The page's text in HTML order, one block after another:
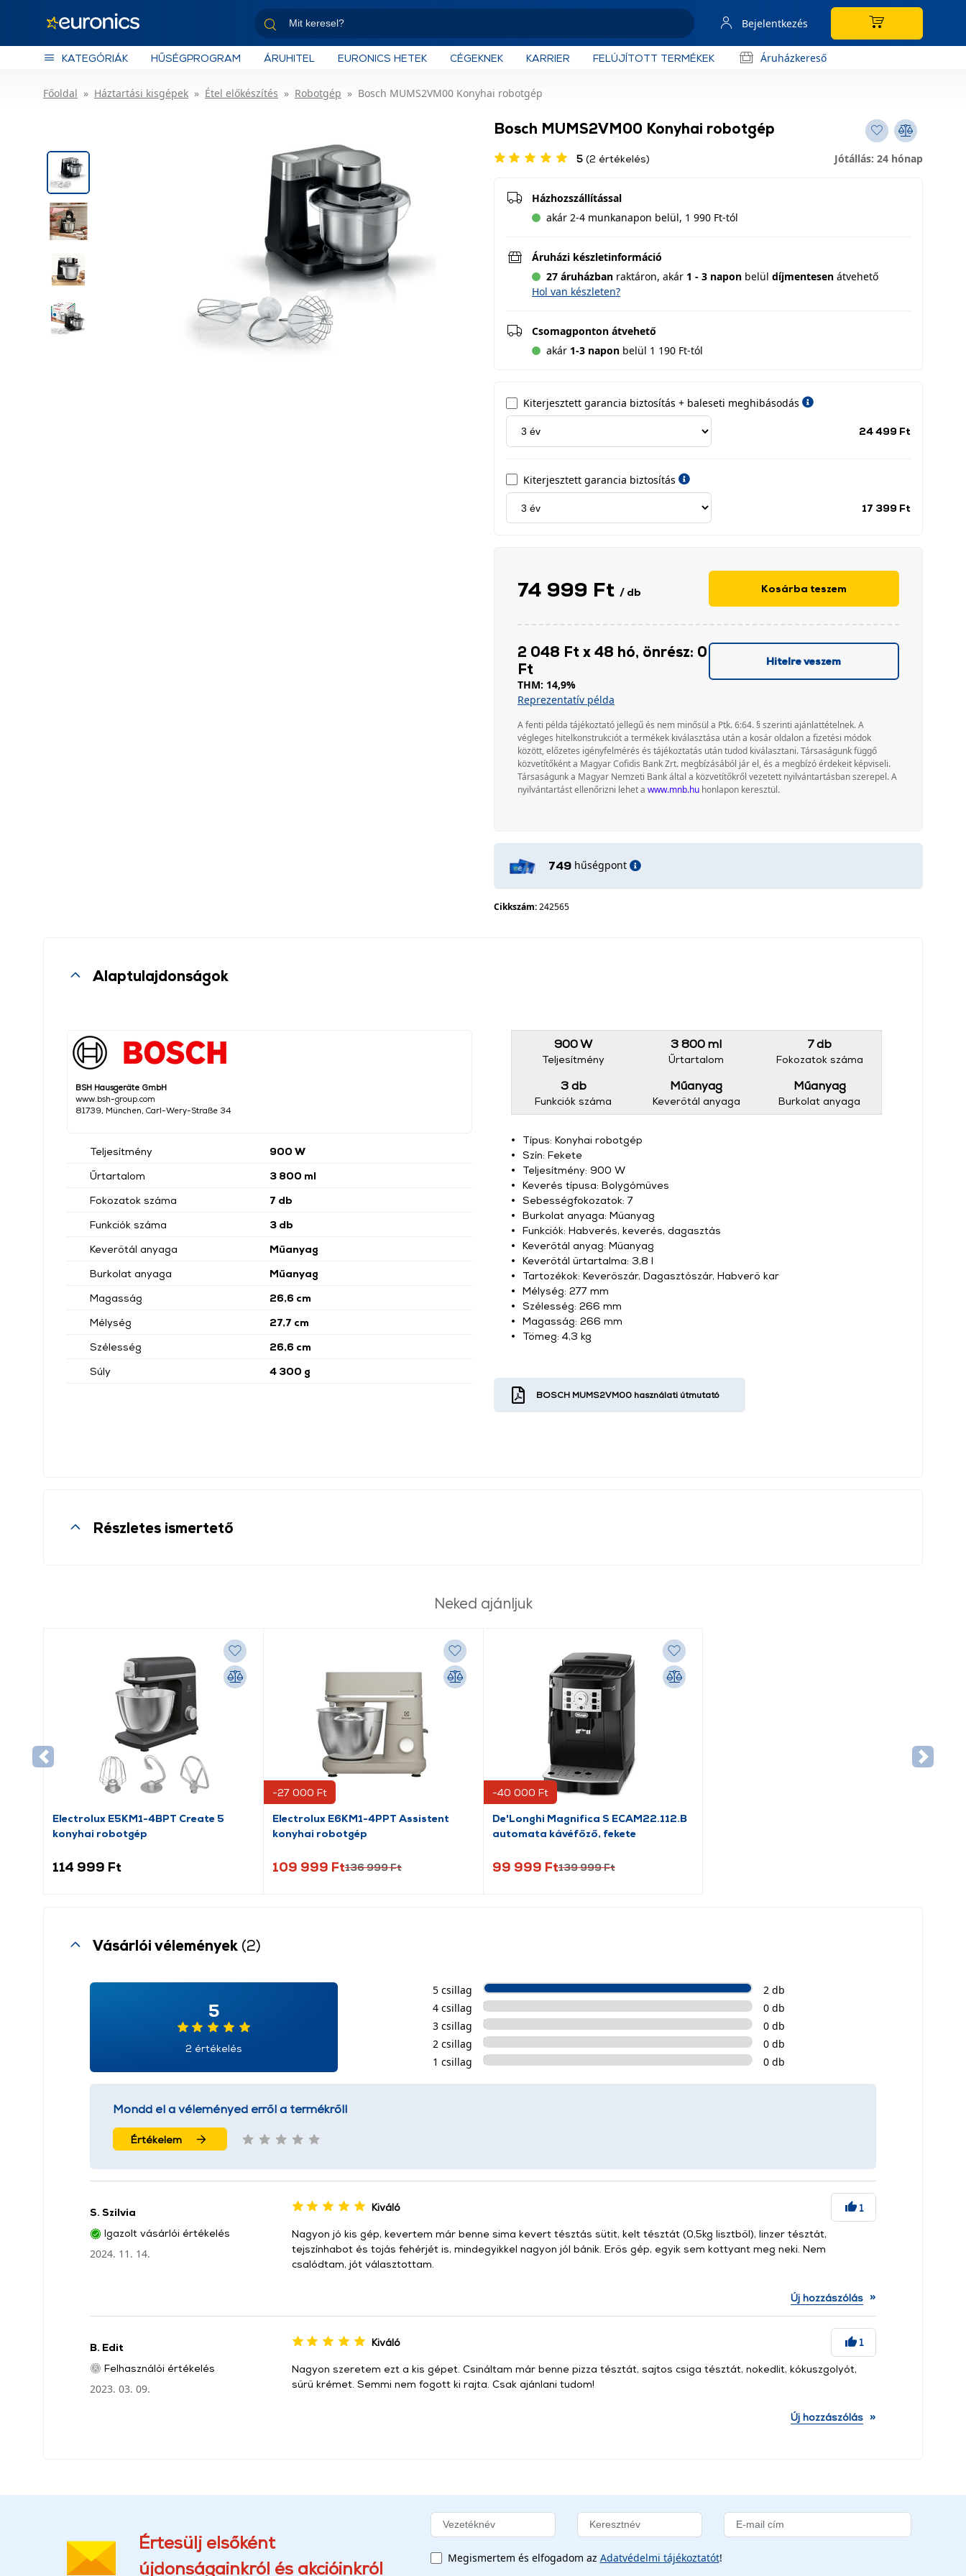
Bejelentkezés
KATEGÓRIÁK HŰSÉGPROGRAM ÁRUHITEL EURONICS HETEK CÉGEKNEK KARRIER FELÚJÍTOTT TERMÉKEK Áruházkereső
Főoldal Háztartási kisgépek Étel előkészítés Robotgép Bosch MUMS2VM00 Konyhai robotgép
Bosch MUMS2VM00 Konyhai robotgép
5 (2 értékelés) Jótállás: 24 hónap
Házhozszállítással
akár 2-4 munkanapon belül, 1 990 Ft-tól
Áruházi készletinformáció
27 áruházban raktáron, akár 1 - 3 napon belül díjmentesen átvehető
Hol van készleten?
Csomagponton átvehető
akár 1-3 napon belül 1 190 Ft-tól
Kiterjesztett garancia biztosítás + baleseti meghibásodás
időszak
24 499 Ft
Kiterjesztett garancia biztosítás
időszak
17 399 Ft
74 999 Ft / db Kosárba teszem
2 048 Ft x 48 hó, önrész: 0
Ft
THM: 14,9%
Reprezentatív példa
Hitelre veszem
A fenti példa tájékoztató jellegű és nem minősül a Ptk. 6:64. § szerinti ajánlattételnek. A
végleges hitelkonstrukciót a termékek kiválasztása után a kosár oldalon a fizetési módok
között, előzetes igényfelmérés és tájékoztatás után tudod kiválasztani. Társaságunk függő
közvetítőként a Magyar Cofidis Bank Zrt. megbízásából jár el, és a megbízó érdekeit képviseli.
Társaságunk a Magyar Nemzeti Bank által a közvetítőkről vezetett nyilvántartásban szerepel. A
nyilvántartást ellenőrizni lehet a www.mnb.hu honlapon keresztül.
749 hűségpont
Cikkszám:242565
Alaptulajdonságok
BSH Hausgeräte GmbH
www.bsh-group.com
81739, München, Carl-Wery-Straße 34
Teljesítmény
900 W
Űrtartalom
3 800 ml
Fokozatok száma
7 db
Funkciók száma
3 db
Keverőtál anyaga
Műanyag
Burkolat anyaga
Műanyag
Magasság
26,6 cm
Mélység
27,7 cm
Szélesség
26,6 cm
Súly
4 300 g
900 W
Teljesítmény
3 800 ml
Űrtartalom
7 db
Fokozatok száma
3 db
Funkciók száma
Műanyag
Keverőtál anyaga
Műanyag
Burkolat anyaga
Típus: Konyhai robotgép
Szín: Fekete
Teljesítmény: 900 W
Keverés típusa: Bolygóműves
Sebességfokozatok: 7
Burkolat anyaga: Műanyag
Funkciók: Habverés, keverés, dagasztás
Keverőtál anyag: Műanyag
Keverőtál űrtartalma: 3,8 l
Tartozékok: Keverőszár, Dagasztószár, Habverő kar
Mélység: 277 mm
Szélesség: 266 mm
Magasság: 266 mm
Tömeg: 4,3 kg
BOSCH MUMS2VM00 használati útmutató
Részletes ismertető
Neked ajánljuk
Electrolux E5KM1-4BPT Create 5
konyhai robotgép
114 999 Ft
-27 000 Ft
Electrolux E6KM1-4PPT Assistent
konyhai robotgép
109 999 Ft136 999 Ft
-40 000 Ft
De'Longhi Magnifica S ECAM22.112.B
automata kávéfőző, fekete
99 999 Ft139 999 Ft
Vásárlói vélemények (2)
5
2 értékelés
5 csillag
2 db
4 csillag
0 db
3 csillag
0 db
2 csillag
0 db
1 csillag
0 db
Mondd el a véleményed erről a termékről!
Értékelem
S. Szilvia
Igazolt vásárlói értékelés
2024. 11. 14.
Kiváló 1
Nagyon jó kis gép, kevertem már benne sima kevert tésztás sütit, kelt tésztát (0,5kg lisztből), linzer tésztát,
tejszínhabot és tojás fehérjét is, mindegyikkel nagyon jól bánik. Erős gép, egyik sem kottyant meg neki. Nem
csalódtam, jót választottam.
Új hozzászólás »
B. Edit
Felhasználói értékelés
2023. 03. 09.
Kiváló 1
Nagyon szeretem ezt a kis gépet. Csináltam már benne pizza tésztát, sajtos csiga tésztát, nokedlit, kókuszgolyót,
sűrű krémet. Semmi nem fogott ki rajta. Csak ajánlani tudom!
Új hozzászólás »
Értesülj elsőként
újdonságainkról és akcióinkról
Megismertem és elfogadom az Adatvédelmi tájékoztatót!